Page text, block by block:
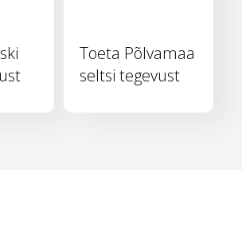
Toeta Põlvamaa
seltsi tegevust